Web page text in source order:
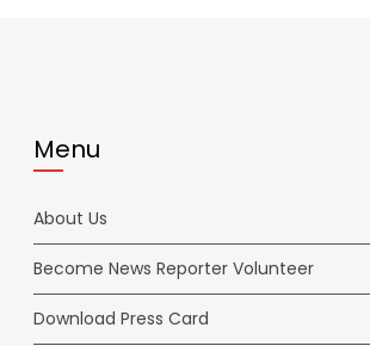
Menu
About Us
Become News Reporter Volunteer
Download Press Card